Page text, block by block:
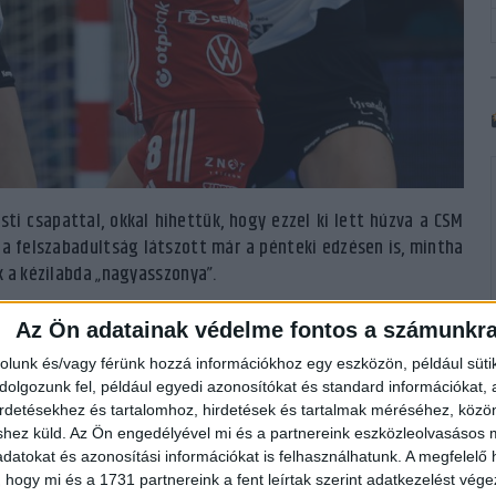
Az Ön adatainak védelme fontos a
és/vagy férünk hozzá információkhoz egy eszközön, például
fel, például egyedi azonosítókat és standard információkat,
és tartalomhoz, hirdetések és tartalmak méréséhez,
küld. Az Ön engedélyével mi és a partnereink eszközleolvasásos
és azonosítási információkat is felhasználhatunk. A megfelelő
hogy mi és a 1731 partnereink a fent leírtak szerint adatkezelést
csapattal, okkal hihettük, hogy ezzel ki lett húzva a CSM
felszabadultság látszott már a pénteki edzésen is, mintha
kézilabda „nagyasszonya”.
a DVSC SCHAEFFLER nyolcadik BL-csoportmeccse.
reménykedtek, ám az első tíz percben semmi sem
megvoltak a helyzeteink, de ezek rendre kimaradtak, vagy
A svéd válogatott kapus már a negyedik védésnél
megszerezte az első Loki-gólt. Küzdöttek, kúsztak-
a gólszerzéssel, illetve Eriksson megbabonázta őket.
a CSM.